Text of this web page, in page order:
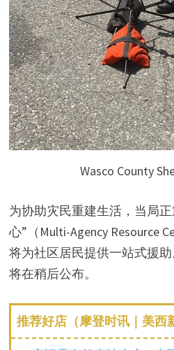
Wasco County
为协助灾民重建生活，当局
心”（Multi-Agency Resource
将为社区居民提供一站式援
将在稍后公布。
推荐好店（摩登时讯｜美西